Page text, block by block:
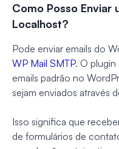
Como Posso Enviar
Localhost?
Pode enviar emails do
WP Mail SMTP. O plugin
emails padrão no
sejam enviados através
Isso significa que
de formulários de